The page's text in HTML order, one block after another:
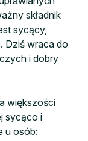
składnik
sycący,
Dziś wraca do
i dobry
większości
sycąco i
u osób: